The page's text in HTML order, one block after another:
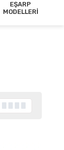
EŞARP
MODELLERİ